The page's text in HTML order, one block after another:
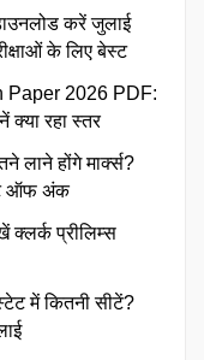
करें जुलाई
के लिए बेस्ट
Paper 2026 PDF:
क्या रहा स्तर
लाने होंगे मार्क्स?
ऑफ अंक
प्रीलिम्स
में कितनी सीटें?